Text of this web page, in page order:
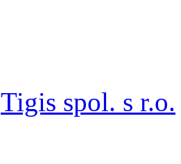
Tigis spol. s r.o.